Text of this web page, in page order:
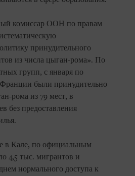
комиссар ООН по правам
принудительного
из числа цыган-рома». По
групп, с января по
Франции были принудительно
рома из 79 мест, в
без предоставления
в Кале, по официальным
4,5 тыс. мигрантов и
нормального доступа к